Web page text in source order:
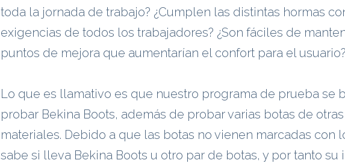
toda la jornada de trabajo? ¿Cumplen las distintas hormas
exigencias de todos los trabajadores? ¿Son fáciles de
puntos de mejora que aumentarían el confort para el usuario?
Lo que es llamativo es que nuestro programa de prueba se
probar Bekina Boots, además de probar varias botas de
materiales. Debido a que las botas no vienen marcadas con
sabe si lleva Bekina Boots u otro par de botas, y por tanto su